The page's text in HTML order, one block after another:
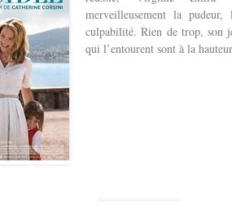
merveilleusement la
culpabilité. Rien de trop, son
qui l’entourent sont à la